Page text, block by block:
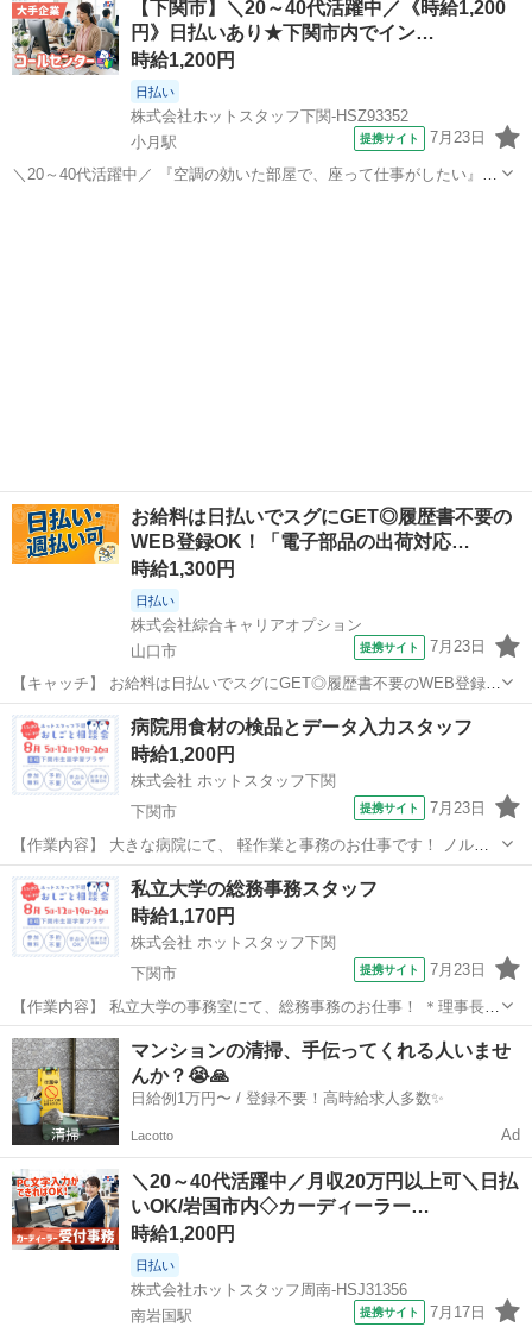
祝休み&残業なし! 自分の時間や家族との予定も大切にできる★ ▼PC
入力の...
【下関市】＼20～40代活躍中／《時給1,200
円》日払いあり★下関市内でイン…
時給1,200円
日払い
株式会社ホットスタッフ下関-HSZ93352
小月駅
提携サイト 7月23日
＼20～40代活躍中／ 『空調の効いた部屋で、座って仕事がしたい』
お給料は日払いでスグにGET◎履歴書不要の
WEB登録OK！「電子部品の出荷対応…
時給1,300円
日払い
株式会社綜合キャリアオプション
山口市
提携サイト 7月23日
【キャッチ】 お給料は日払いでスグにGET◎履歴書不要のWEB登録
OK！「営業事務」高時給1300円！大歳周辺！20代～40代のスタッフ
が多数活躍中★ 【コメント】 ＼大手人材派遣会社で働きませんか♪／
「新しい職場は不...
山口 山口市 一般事務
病院用食材の検品とデータ入力スタッフ
時給1,200円
株式会社 ホットスタッフ下関
下関市
提携サイト 7月23日
【作業内容】 大きな病院にて、 軽作業と事務のお仕事です！ ノルマ
は一切ありませんので、 ブランクがある方も安心してくださいね♪ 《
具体的には… 》 ■届いた材料の検品や片付け (これがメインの作業
です) ■...
山口 下関市 一般事務
私立大学の総務事務スタッフ
時給1,170円
株式会社 ホットスタッフ下関
下関市
提携サイト 7月23日
【作業内容】 私立大学の事務室にて、総務事務のお仕事！ ＊理事長や
副理事長のスケジュール管理 ＊労災などの手続き、契約書の作成 ＊勤
怠の締め作業 ＊会議資料の作成 マニュアルがないため、 過去の資料
を見ながら作業を進め...
山口 下関市
マンションの清掃、手伝ってくれる人いませ
んか？😭🙏
日給例1万円〜 / 登録不要！高時給求人多数✨
Lacotto Ad
＼20～40代活躍中／月収20万円以上可＼日払
いOK/岩国市内◇カーディーラー…
時給1,200円
日払い
株式会社ホットスタッフ周南-HSJ31356
南岩国駅
提携サイト 7月17日